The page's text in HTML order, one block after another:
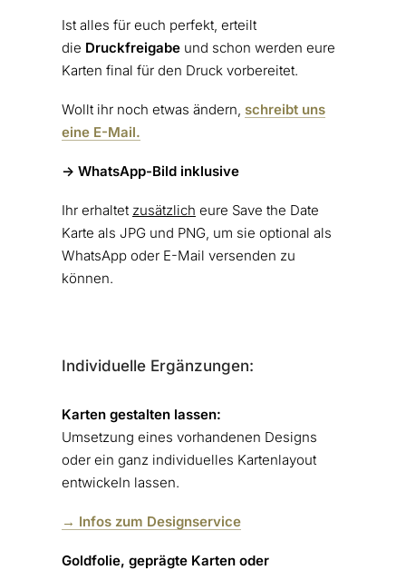
Ist alles für euch perfekt, erteilt
die Druckfreigabeund schon werden eure
Karten final für den Druck vorbereitet.
Wollt ihr noch etwas ändern, schreibt uns
eine E-Mail.
-> WhatsApp-Bild inklusive
Ihr erhaltet zusätzlich eure Save the Date
Karte als JPG und PNG, um sie optional als
WhatsApp oder E-Mail versenden zu
können.
Individuelle Ergänzungen:
Karten gestalten lassen:
Umsetzung eines vorhandenen Designs
oder ein ganz individuelles Kartenlayout
entwickeln lassen.
→ Infos zum Designservice
Goldfolie, geprägte Karten oder